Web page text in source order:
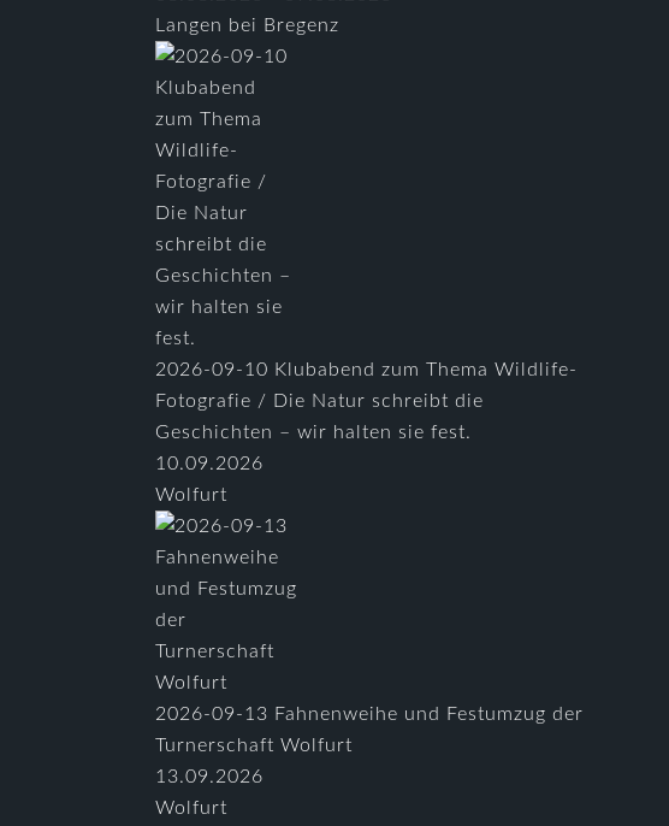
Langen bei Bregenz
2026-09-10 Klubabend zum Thema Wildlife-
Fotografie / Die Natur schreibt die
Geschichten – wir halten sie fest.
10.09.2026
Wolfurt
2026-09-13 Fahnenweihe und Festumzug der
Turnerschaft Wolfurt
13.09.2026
Wolfurt